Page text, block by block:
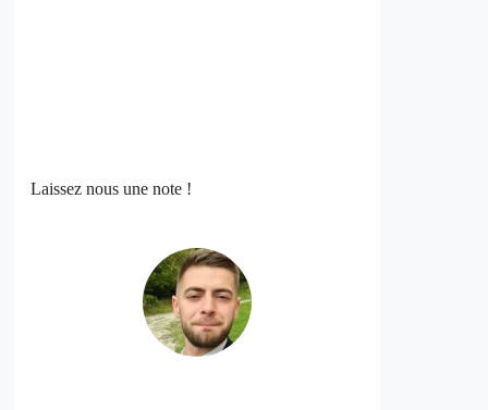
Laissez nous une note !